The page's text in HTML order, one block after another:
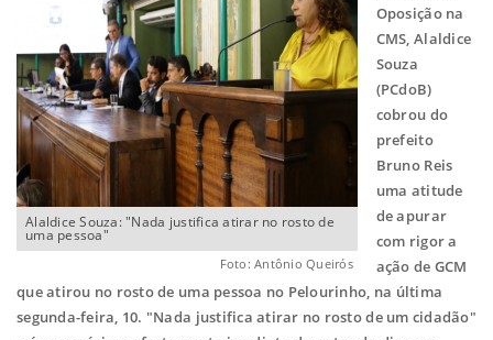
Alaldice Souza: "Nada justifica atirar no rosto de
uma pessoa"
Foto: Antônio Queirós
Oposição na
CMS, Alaldice
Souza
(PCdoB)
cobrou do
prefeito
Bruno Reis
uma atitude
de apurar
com rigor a
ação de GCM
que atirou no rosto de uma pessoa no Pelourinho, na última
segunda-feira, 10. "Nada justifica atirar no rosto de um cidadão"